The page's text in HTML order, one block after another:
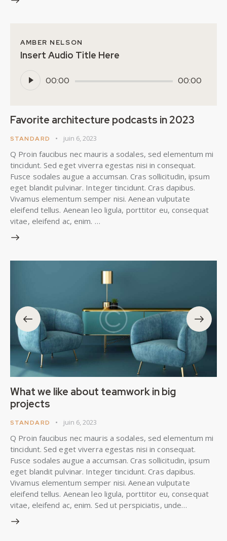
AMBER NELSON
Insert Audio Title Here
Lecteur
audio
00:00 00:00
Favorite architecture podcasts in 2023
STANDARD juin 6, 2023
Q Proin faucibus nec mauris a sodales, sed elementum mi
tincidunt. Sed eget viverra egestas nisi in consequat.
Fusce sodales augue a accumsan. Cras sollicitudin, ipsum
eget blandit pulvinar. Integer tincidunt. Cras dapibus.
Vivamus elementum semper nisi. Aenean vulputate
eleifend tellus. Aenean leo ligula, porttitor eu, consequat
vitae, eleifend ac, enim. …
What we like about teamwork in big
projects
STANDARD juin 6, 2023
Q Proin faucibus nec mauris a sodales, sed elementum mi
tincidunt. Sed eget viverra egestas nisi in consequat.
Fusce sodales augue a accumsan. Cras sollicitudin, ipsum
eget blandit pulvinar. Integer tincidunt. Cras dapibus.
Vivamus elementum semper nisi. Aenean vulputate
eleifend tellus. Aenean leo ligula, porttitor eu, consequat
vitae, eleifend ac, enim. Sed ut perspiciatis, unde…